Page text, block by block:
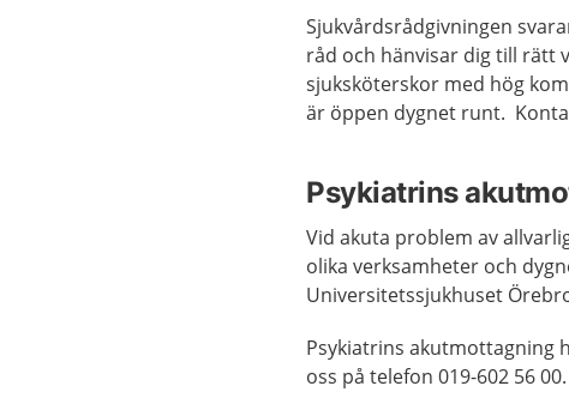
Sjukvårdsrådgivningen
råd och hänvisar dig till rätt
sjuksköterskor med hög
är öppen dygnet runt.
Psykiatrins
Vid akuta problem av
olika verksamheter och
Universitetssjukhuset
Psykiatrins akutmottagning
oss på telefon 019-602 56 00.